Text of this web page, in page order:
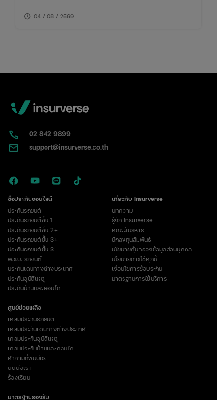
ต้องและใช้เครื่องมือที่เหมาะสม บทความนี้จึงรวบรวมวิธี
schedule 04 / 08 / 2569
02​ 842 9899
support@insurverse.co.th
ซื้อประกันออนไลน์
ประกันรถยนต์
ประกันรถยนต์ชั้น 1
ประกันรถยนต์ชั้น 2+
ประกันรถยนต์ชั้น 3+
ประกันรถยนต์ชั้น 3
พ.ร.บ. รถยนต์
ประกันเดินทางต่างประเทศ
ประกันอุบัติเหตุ
ประกันบ้านและคอนโด
เกี่ยวกับ Insurverse
บทความ
รู้จัก Insurverse
คณะผู้บริหาร
นักลงทุนสัมพันธ์
นโยบายคุ้มครองข้อมูลส่วนบุคคล
นโยบายการใช้คุกกี้
เงื่อนไขการซื้อประกัน
มาตรฐานการใช้บริการ
ศูนย์ช่วยเหลือ
เคลมประกันรถยนต์
เคลมประกันเดินทางต่างประเทศ
เคลมประกันอุบัติเหตุ
เคลมประกันบ้านและคอนโด
คำถามที่พบบ่อย
ติดต่อเรา
ร้องเรียน
มาตรฐานรองรับ